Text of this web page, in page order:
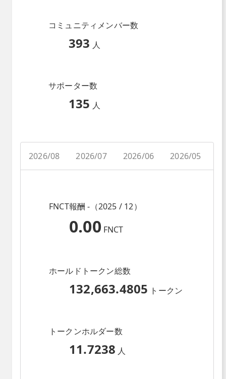
コミュニティメンバー数
393 人
サポーター数
135 人
2026/08 2026/07 2026/06 2026/05
FNCT報酬 -（2025 / 12）
0.00 FNCT
ホールドトークン総数
132,663.4805 トークン
トークンホルダー数
11.7238 人